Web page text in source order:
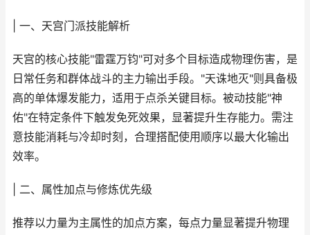
| 一、天宫门派技能解析
天宫的核心技能"雷霆万钧"可对多个目标造成物理伤害，是
日常任务和群体战斗的主力输出手段。"天诛地灭"则具备极
高的单体爆发能力，适用于点杀关键目标。被动技能"神
佑"在特定条件下触发免死效果，显著提升生存能力。需注
意技能消耗与冷却时刻，合理搭配使用顺序以最大化输出
效率。
| 二、属性加点与修炼优先级
推荐以力量为主属性的加点方案，每点力量显著提升物理